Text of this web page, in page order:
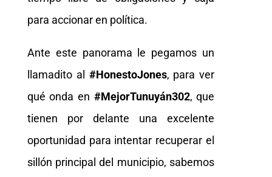
para accionar en política.
Ante este panorama le pegamos un
llamadito al #HonestoJones, para ver
qué onda en #MejorTunuyán302, que
tienen por delante una excelente
oportunidad para intentar recuperar el
sillón principal del municipio, sabemos